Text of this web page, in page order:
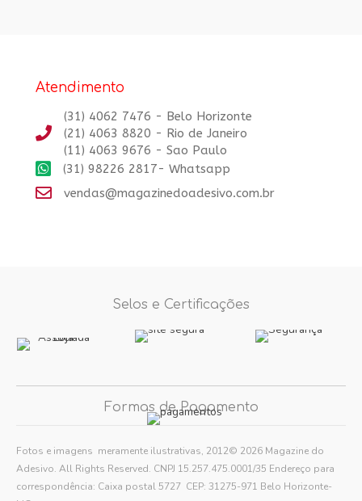
Atendimento
(31) 4062 7476 - Belo Horizonte
(21) 4063 8820 - Rio de Janeiro
(11) 4063 9676 - Sao Paulo
(31) 98226 2817- Whatsapp
vendas@magazinedoadesivo.com.br
Selos e Certificações
Formas de Pagamento
Fotos e imagens meramente ilustrativas, 2012© 2026 Magazine do
Adesivo. All Rights Reserved. CNPJ 15.257.475.0001/35 Endereço para
correspondência: Caixa postal 5727 CEP: 31275-971 Belo Horizonte-